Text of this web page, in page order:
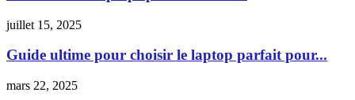
juillet 15, 2025
Guide ultime pour choisir le laptop parfait pour...
mars 22, 2025